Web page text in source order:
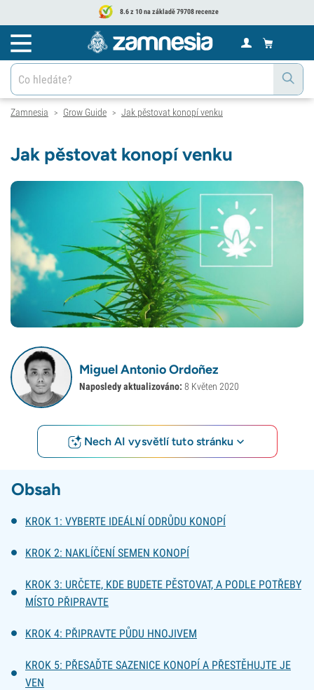
8.6 z 10 na základě 79708 recenze
Zamnesia > Grow Guide > Jak pěstovat konopí venku
Jak pěstovat konopí venku
Miguel Antonio Ordoñez
Naposledy aktualizováno: 8 Květen 2020
Nech AI vysvětlí tuto stránku
Obsah
KROK 1: VYBERTE IDEÁLNÍ ODRŮDU KONOPÍ
KROK 2: NAKLÍČENÍ SEMEN KONOPÍ
KROK 3: URČETE, KDE BUDETE PĚSTOVAT, A PODLE POTŘEBY
MÍSTO PŘIPRAVTE
KROK 4: PŘIPRAVTE PŮDU HNOJIVEM
KROK 5: PŘESAĎTE SAZENICE KONOPÍ A PŘESTĚHUJTE JE
VEN